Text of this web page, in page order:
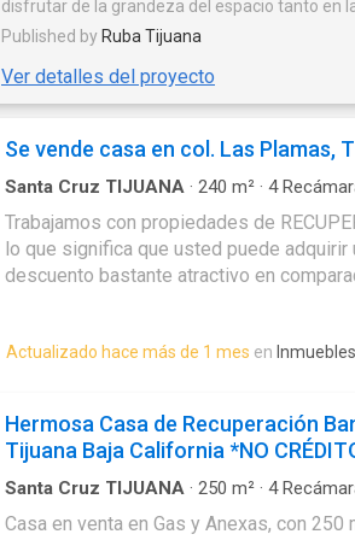
disfrutar de la grandeza del espacio tanto en la
residencial como en las amenidades que
Published by Ruba Tijuana
Ver detalles del proyecto
Se vende casa en col. Las Plamas,
Santa Cruz TIJUANA · 240 m² · 4
Trabajamos con propiedades de
lo que significa que usted puede adquirir
descuento bastante atractivo en
oportunidades se adquieren
aplican créditos hipotecarios). ️ El
cesión de derechos adjudicatarios. ️ El
aproximadamente 6 a 8 meses. Este
ideales para: – Inversionistas que
su patrimonio. – Personas que desean
precio real – O generar ingresos a
Actualizado hace más de 1 mes en
Hermosa Casa de Recuperación
Tijuana Baja California *NO
Santa Cruz TIJUANA · 250 m² · 4
Casa en venta en Gas y Anexas, con 250